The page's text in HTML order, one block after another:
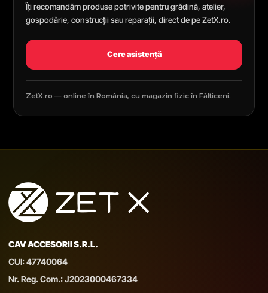
Îți recomandăm produse potrivite pentru grădină, atelier,
gospodărie, construcții sau reparații, direct de pe ZetX.ro.
Cere asistență
ZetX.ro — online în România, cu magazin fizic în Fălticeni.
CAV ACCESORII S.R.L.
CUI: 47740064
Nr. Reg. Com.: J2023000467334